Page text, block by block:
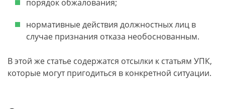
порядок обжалования;
нормативные действия должностных лиц в
случае признания отказа необоснованным.
В этой же статье содержатся отсылки к статьям УПК,
которые могут пригодиться в конкретной ситуации.